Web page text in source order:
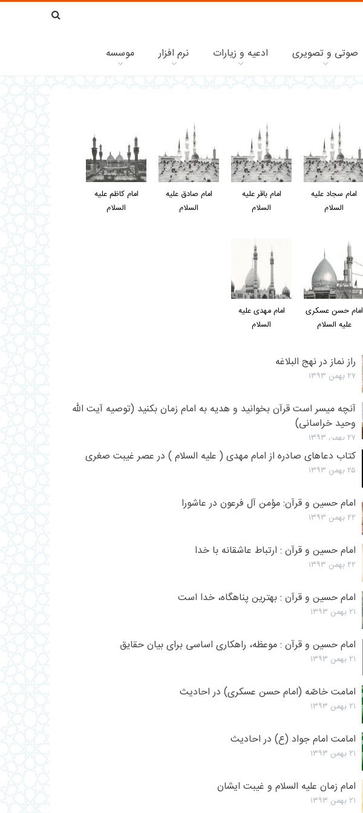
صوتی و تصویری ادعیه و زیارات نرم افزار موسسه
امام سجاد عليه
السلام
امام باقر عليه
السلام
امام صادق عليه
السلام
امام کاظم عليه
السلام
امام حسن عسکری
عليه السلام
امام مهدی عليه
السلام
راز نماز در نهج البلاغه
۲۷ بهمن ۱۳۹۳
آنچه ميسر است قرآن بخوانید و هديه به امام زمان بکنید (توصیه آیت الله
وحید خراسانی)
۲۷ بهمن ۱۳۹۳
کتاب دعاهای صادره از امام مهدی ( علیه السلام ) در عصر غیبت صغری
۲۵ بهمن ۱۳۹۳
امام حسین و قرآن: مؤمن آل‏ فرعون در عاشورا
۲۲ بهمن ۱۳۹۳
امام حسین و قرآن : ارتباط عاشقانه با خدا
۲۲ بهمن ۱۳۹۳
امام حسین و قرآن : بهترين پناهگاه، خدا است
۲۱ بهمن ۱۳۹۳
امام حسین و قرآن : موعظه، راهكارى اساسى براى بيان حقايق
۲۱ بهمن ۱۳۹۳
امامت خاصّه (امام حسن عسكرى) در احادیث
۲۱ بهمن ۱۳۹۳
امامت امام جواد (ع) در احادیث
۲۱ بهمن ۱۳۹۳
امام زمان علیه السلام و غیبت ایشان
۲۱ بهمن ۱۳۹۳